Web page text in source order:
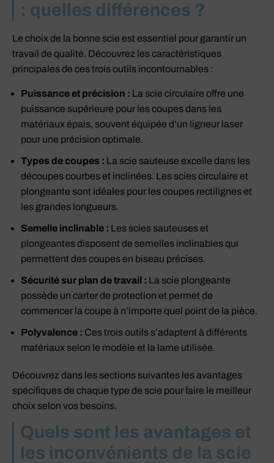
: quelles différences ?
Le choix de la bonne scie est essentiel pour garantir un
travail de qualité. Découvrez les caractéristiques
principales de ces trois outils incontournables :
Puissance et précision : La scie circulaire offre une
puissance supérieure pour les coupes dans les
matériaux épais, souvent équipée d’un ligneur laser
pour une précision optimale.
Types de coupes : La scie sauteuse excelle dans les
découpes courbes et inclinées. Les scies circulaire et
plongeante sont idéales pour les coupes rectilignes et
les grandes longueurs.
Semelle inclinable : Les scies sauteuses et
plongeantes disposent de semelles inclinables qui
permettent des coupes en biseau précises.
Sécurité sur plan de travail : La scie plongeante
possède un carter de protection et permet de
commencer la coupe à n’importe quel point de la pièce.
Polyvalence : Ces trois outils s’adaptent à différents
matériaux selon le modèle et la lame utilisée.
Découvrez dans les sections suivantes les avantages
spécifiques de chaque type de scie pour faire le meilleur
choix selon vos besoins.
Quels sont les avantages et
les inconvénients de la scie